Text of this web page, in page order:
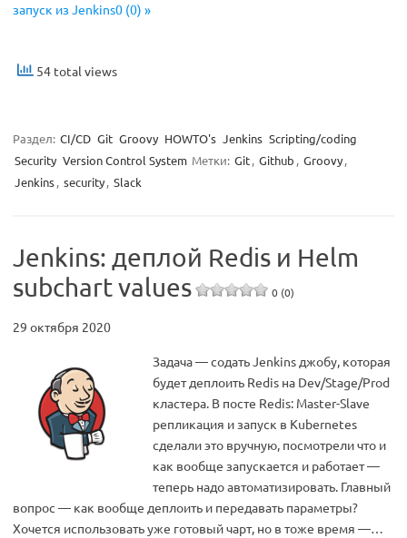
запуск из Jenkins0 (0) »
54 total views
Раздел: CI/CD Git Groovy HOWTO's Jenkins Scripting/coding
Security Version Control System Метки: Git, Github , Groovy,
Jenkins, security, Slack
Jenkins: деплой Redis и Helm
subchart values
0 (0)
29 октября 2020
Задача — содать Jenkins джобу, которая
будет деплоить Redis на Dev/Stage/Prod
кластера. В посте Redis: Master-Slave
репликация и запуск в Kubernetes
сделали это вручную, посмотрели что и
как вообще запускается и работает —
теперь надо автоматизировать. Главный
вопрос — как вообще деплоить и передавать параметры?
Хочется использовать уже готовый чарт, но в тоже время —…